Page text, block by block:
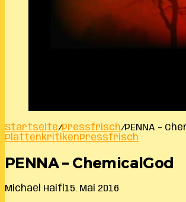
Startseite/Pressfrisch/PENNA –
PlattenkritikenPressfrisch
PENNA – ChemicalGod
Michael Haifl 15. Mai 2016